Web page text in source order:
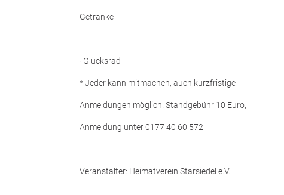
Getränke
· Glücksrad
* Jeder kann mitmachen, auch kurzfristige
Anmeldungen möglich. Standgebühr 10 Euro,
Anmeldung unter 0177 40 60 572
Veranstalter: Heimatverein Starsiedel e.V.